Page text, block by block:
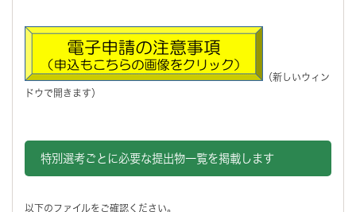
（新しいウィン
ドウで開きます）
特別選考ごとに必要な提出物一覧を掲載します
以下のファイルをご確認ください。